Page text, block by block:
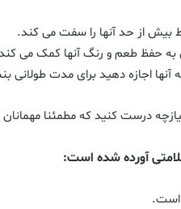
بیش از حد آنها را سفت می کند.
به حفظ طعم و رنگ آنها کمک می
آنها اجازه دهید برای مدت
درست کنید که مطمئنا
آورده شده است: